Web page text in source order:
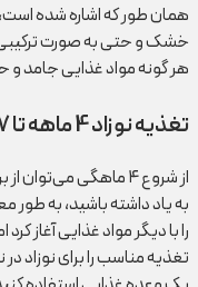
همان طور که اشاره شده است،
خشک و حتی به صورت ترکیبی
هر گونه مواد غذایی جامد و
تغذیه نوزاد 4 ماهه تا 7 ماهه
از شروع ۴ ماهگی
تغذیه مناسب را برای نوزاد در